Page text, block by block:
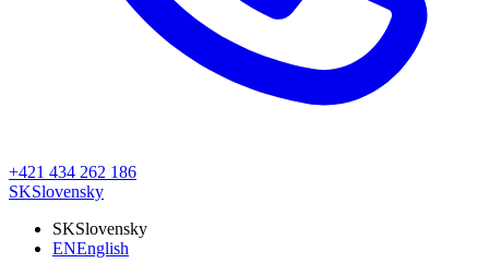
+421 434 262 186
SKSlovensky
SKSlovensky
ENEnglish